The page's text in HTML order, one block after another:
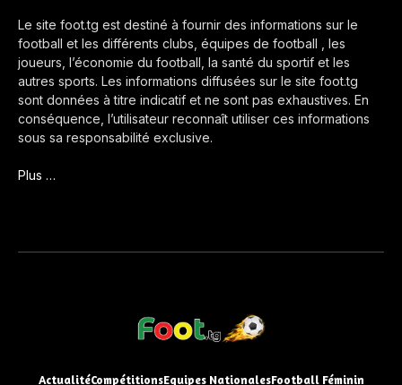
Le site foot.tg est destiné à fournir des informations sur le
football et les différents clubs, équipes de football , les
joueurs, l’économie du football, la santé du sportif et les
autres sports. Les informations diffusées sur le site foot.tg
sont données à titre indicatif et ne sont pas exhaustives. En
conséquence, l’utilisateur reconnaît utiliser ces informations
sous sa responsabilité exclusive.
Plus …
ActualitéCompétitionsEquipes NationalesFootball Féminin